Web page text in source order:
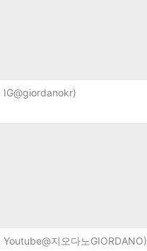
지오다노GIORDANO